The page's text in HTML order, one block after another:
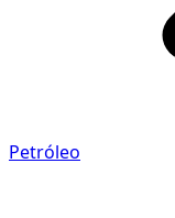
Petróleo